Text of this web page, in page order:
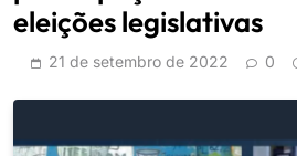
eleições legislativas
21 de setembro de 2022 0